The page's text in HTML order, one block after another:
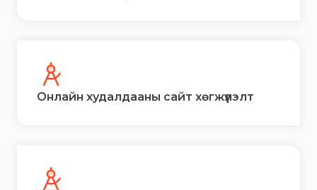
Онлайн худалдааны сайт хөгжүүлэлт